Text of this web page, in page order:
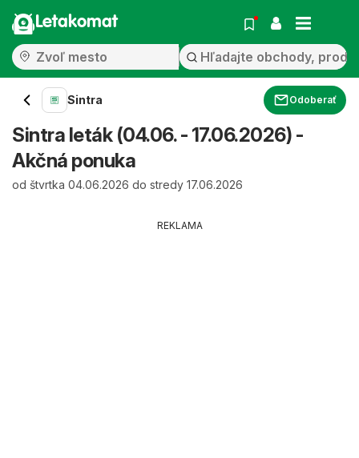
Letakomat
Sintra Odoberať
Sintra leták (04.06. - 17.06.2026) -
Akčná ponuka
od štvrtka 04.06.2026 do stredy 17.06.2026
REKLAMA